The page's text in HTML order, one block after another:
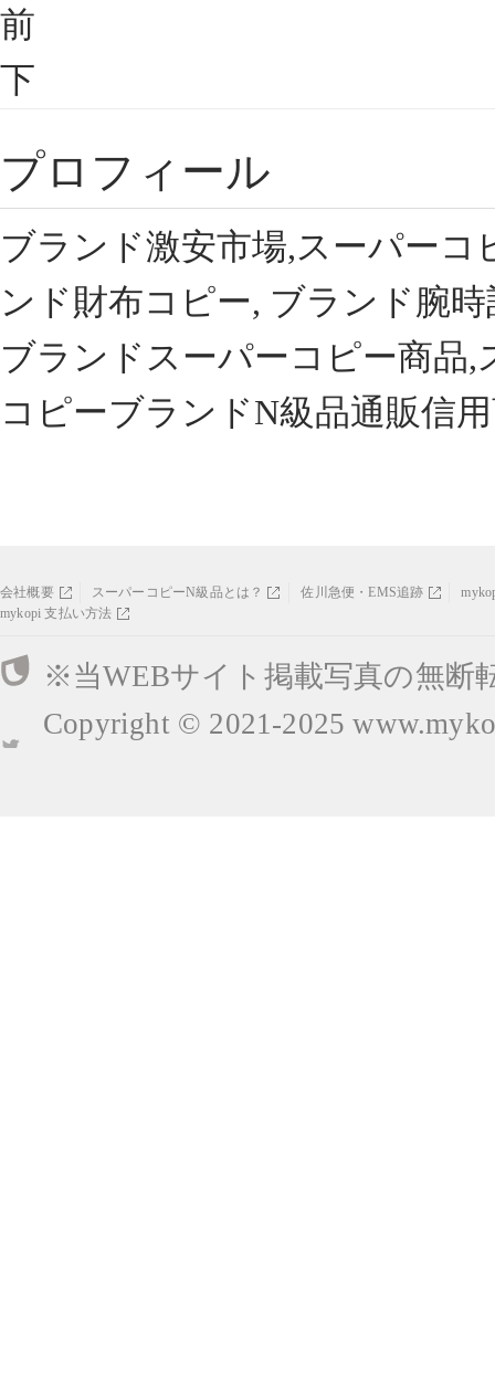
前
下
プロフィール
ブランド激安市場,スーパー
ンド財布コピー, ブランド腕
ブランドスーパーコピー商品
コピーブランドN級品通販信
会社概要 スーパーコピーN級品とは？ 佐川急便・EMS追跡
mykopi 支払い方法
※当WEBサイト掲載写真の無断
Copyright © 2021-2025